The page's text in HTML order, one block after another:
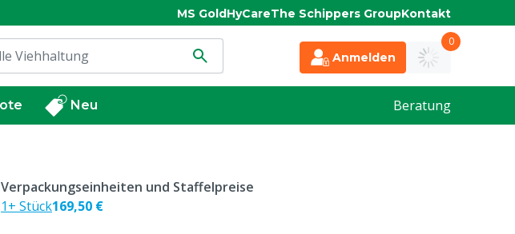
MS GoldHyCareThe Schippers GroupKontakt
Anmelden
0
Neu Beratung
Verpackungseinheiten und Staffelpreise
1+ Stück169,50 €